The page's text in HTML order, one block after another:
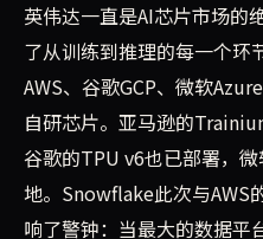
英伟达一直是AI芯片市场的
了从训练到推理的每一个环
AWS、谷歌GCP、微软
自研芯片。亚马逊的
谷歌的TPU v6也已部署，
地。Snowflake此次与AWS
响了警钟：当最大的数据平